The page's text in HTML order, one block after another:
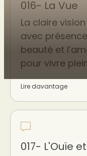
016- La Vue
La claire
avec
beauté et
pour vivre
Lire davantage
017- L'Ouïe